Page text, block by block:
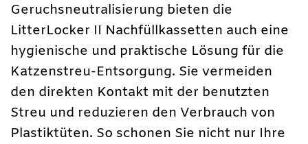
Geruchsneutralisierung bieten die
LitterLocker II Nachfüllkassetten auch eine
hygienische und praktische Lösung für die
Katzenstreu-Entsorgung. Sie vermeiden
den direkten Kontakt mit der benutzten
Streu und reduzieren den Verbrauch von
Plastiktüten. So schonen Sie nicht nur Ihre